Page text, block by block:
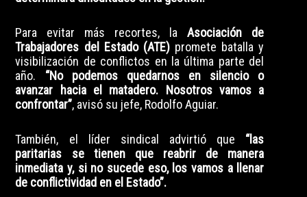
Para evitar más recortes, laAsociación de
Trabajadores del Estado (ATE)promete batalla y
visibilización de conflictos en la última parte del
año. “No podemos quedarnos en silencio o
avanzar hacia el matadero. Nosotros vamos a
confrontar”, avisó su jefe, Rodolfo Aguiar.
También, el líder sindical advirtió que “las
paritarias se tienen que reabrir de manera
inmediata y, si no sucede eso, los vamos a llenar
de conflictividad en el Estado”.